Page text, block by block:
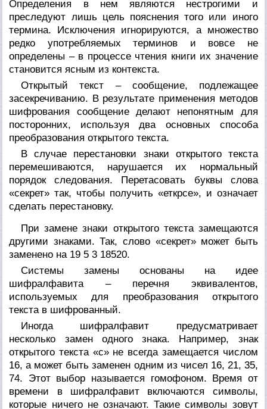
Определения в нем являются нестрогими и
преследуют лишь цель пояснения того или иного
термина. Исключения игнорируются, а множество
редко употребляемых терминов и вовсе не
определены – в процессе чтения книги их значение
становится ясным из контекста.
Открытый текст – сообщение, подлежащее
засекречиванию. В результате применения методов
шифрования сообщение делают непонятным для
посторонних, используя два основных способа
преобразования открытого текста.
В случае перестановки знаки открытого текста
перемешиваются, нарушается их нормальный
порядок следования. Перетасовать буквы слова
«секрет»так, чтобы получить «еткрсе», и означает
сделать перестановку.
Призаменезнаки открытого текста замещаются
другими знаками. Так, слово «секрет» может быть
заменено на 19 5 3 18520.
Системы замены основаны на идее
шифралфавита – перечня эквивалентов,
используемых для преобразования открытого
текста в шифрованный.
Иногда шифралфавит предусматривает
несколько замен одного знака. Например, знак
открытого текста «с» не всегда замещается числом
16,а может быть заменен одним из чисел 16, 21, 35,
74. Этот выбор называется гомофоном. Время от
времени в шифралфавит включаются символы,
которые ничего не означают. Такие символы зовут